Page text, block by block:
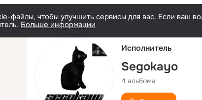
файлы, чтобы улучшить сервисы для вас. Если ваш
Больше информации
Исполнитель
Segokayo
4 альбома